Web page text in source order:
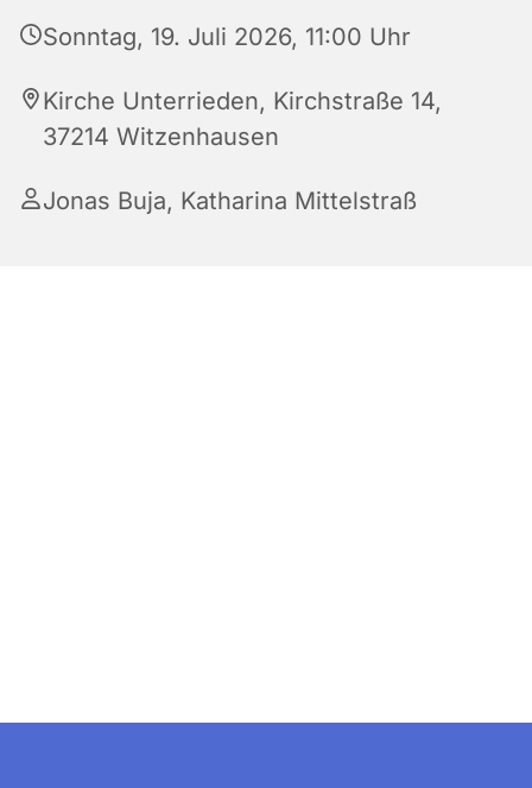
Sonntag, 19. Juli 2026, 11:00 Uhr
Kirche Unterrieden, Kirchstraße 14,
37214 Witzenhausen
Jonas Buja, Katharina Mittelstraß